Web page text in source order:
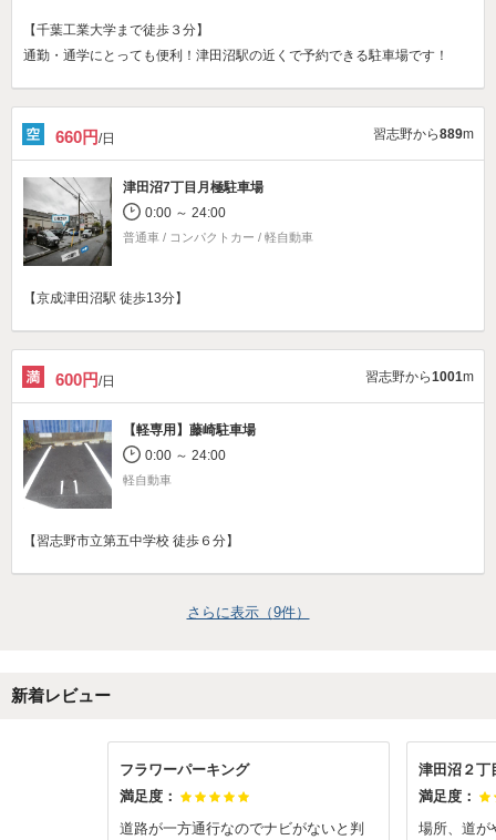
【千葉工業大学まで徒歩３分】
通勤・通学にとっても便利！津田沼駅の近くで予約できる駐車場です！
660円/日 習志野から889m
津田沼7丁目月極駐車場
0:00 ～ 24:00
普通車 / コンパクトカー / 軽自動車
【京成津田沼駅 徒歩13分】
600円/日 習志野から1001m
【軽専用】 藤崎駐車場
0:00 ～ 24:00
軽自動車
【習志野市立第五中学校 徒歩６分】
さらに表示（9件）
新着レビュー
フラワーパーキング
満足度：
道路が一方通行なのでナビがないと判
津田沼２丁
満足度：
場所、道が